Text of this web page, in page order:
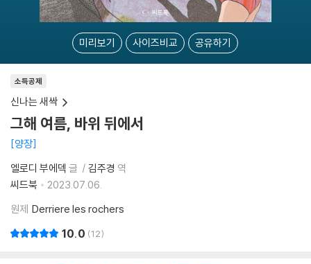
미리보기 사이즈비교 공유하기
소득공제
신나는 새싹
그해 여름, 바위 뒤에서
양장
엘로디 부에덱 글 김주경 역
씨드북
2023.07.06.
원제 Derriere les rochers
10.0 12